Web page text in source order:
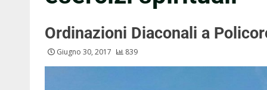
Ordinazioni Diaconali a
Giugno 30, 2017 839